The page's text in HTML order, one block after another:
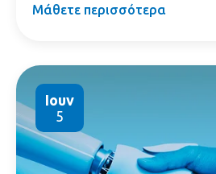
Μάθετε περισσότερα
Ιουν
5